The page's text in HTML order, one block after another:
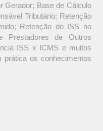
Gerador; Base de Cálculo
Tributário; Retenção
Retenção do ISS no
Prestadores de Outros
ISS x ICMS e muitos
os conhecimentos